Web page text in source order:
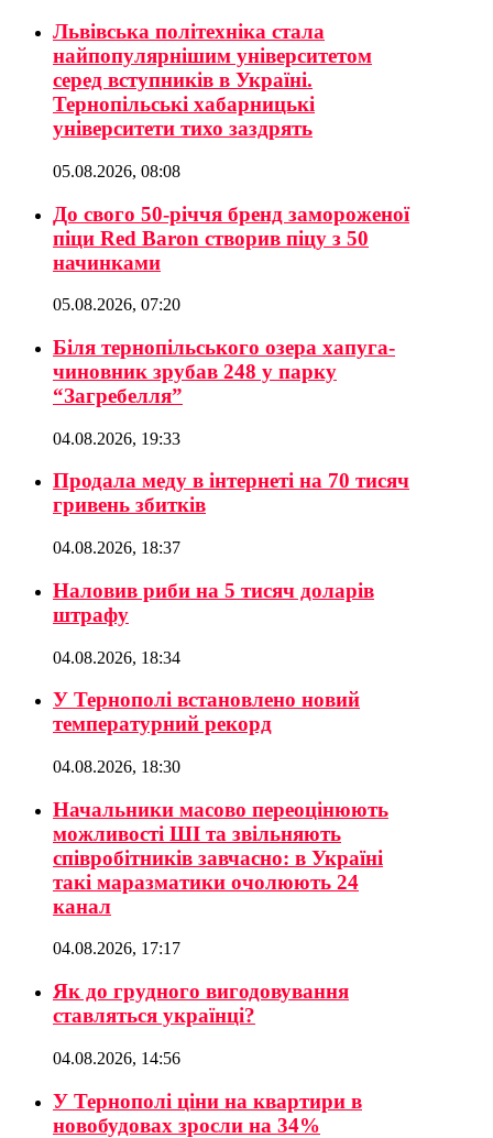
Львівська політехніка стала
найпопулярнішим університетом
серед вступників в Україні.
Тернопільські хабарницькі
університети тихо заздрять
05.08.2026, 08:08
До свого 50-річчя бренд замороженої
піци Red Baron створив піцу з 50
начинками
05.08.2026, 07:20
Біля тернопільського озера хапуга-
чиновник зрубав 248 у парку
“Загребелля”
04.08.2026, 19:33
Продала меду в інтернеті на 70 тисяч
гривень збитків
04.08.2026, 18:37
Наловив риби на 5 тисяч доларів
штрафу
04.08.2026, 18:34
У Тернополі встановлено новий
температурний рекорд
04.08.2026, 18:30
Начальники масово переоцінюють
можливості ШІ та звільняють
співробітників завчасно: в Україні
такі маразматики очолюють 24
канал
04.08.2026, 17:17
Як до грудного вигодовування
ставляться українці?
04.08.2026, 14:56
У Тернополі ціни на квартири в
новобудовах зросли на 34%